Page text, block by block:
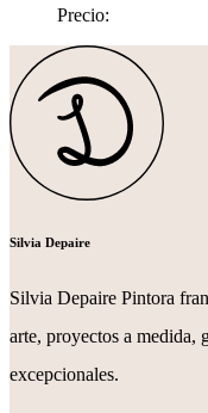
Precio:
Silvia Depaire
Silvia Depaire Pintora
arte, proyectos a medida,
excepcionales.